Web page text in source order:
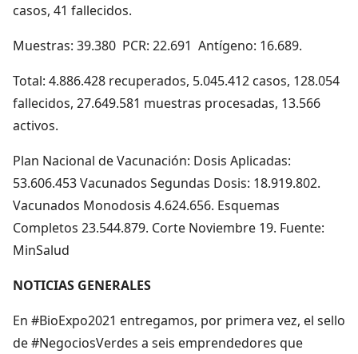
casos, 41 fallecidos.
Muestras: 39.380 PCR: 22.691 Antígeno: 16.689.
Total: 4.886.428 recuperados, 5.045.412 casos, 128.054
fallecidos, 27.649.581 muestras procesadas, 13.566
activos.
Plan Nacional de Vacunación: Dosis Aplicadas:
53.606.453 Vacunados Segundas Dosis: 18.919.802.
Vacunados Monodosis 4.624.656. Esquemas
Completos 23.544.879. Corte Noviembre 19. Fuente:
MinSalud
NOTICIAS GENERALES
En #BioExpo2021 entregamos, por primera vez, el sello
de #NegociosVerdes a seis emprendedores que